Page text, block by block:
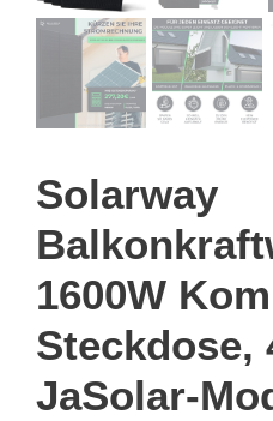
Solarway
1600W
Steckdose,
JaSolar-